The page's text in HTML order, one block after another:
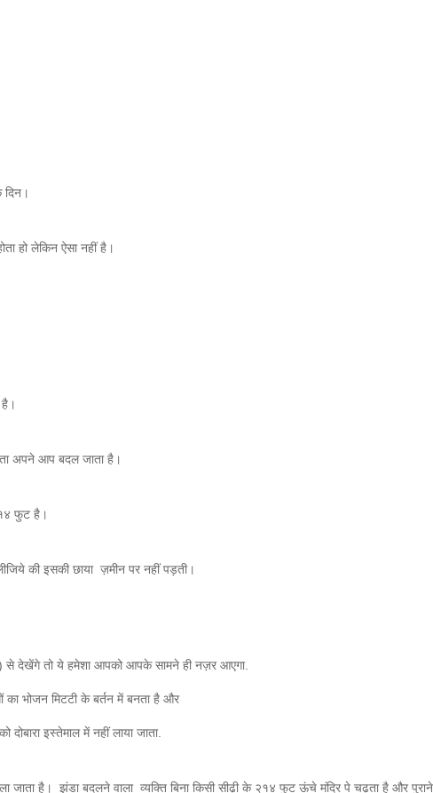
हो लेकिन ऐसा नहीं है।
अपने आप बदल जाता है।
फुट है।
की इसकी छाया ज़मीन पर नहीं पड़ती।
देखेंगे तो ये हमेशा आपको आपके सामने ही नज़र आएगा.
का भोजन मिटटी के बर्तन में बनता है और
इस्तेमाल में नहीं लाया जाता.
जाता है। झंडा बदलने वाला व्यक्ति बिना किसी सीढ़ी के २१४ फुट ऊंचे मंदिर पे चढ़ता है और